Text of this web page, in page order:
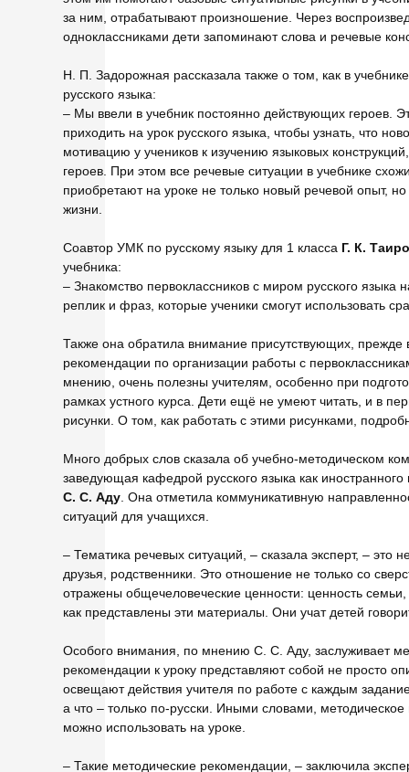
за ним, отрабатывают произношение. Через
одноклассниками дети запоминают слова и речевые
Н. П. Задорожная рассказала также о том, как в
русского языка:
– Мы ввели в учебник постоянно действующих героев.
приходить на урок русского языка, чтобы узнать, что
мотивацию у учеников к изучению языковых
героев. При этом все речевые ситуации в учебнике
приобретают на уроке не только новый речевой опыт,
жизни.
Соавтор УМК по русскому языку для 1 класса Г. К.
учебника:
– Знакомство первоклассников с миром русского языка
реплик и фраз, которые ученики смогут использовать
Также она обратила внимание присутствующих, прежде
рекомендации по организации работы с
мнению, очень полезны учителям, особенно при
рамках устного курса. Дети ещё не умеют читать, и в
рисунки. О том, как работать с этими рисунками,
Много добрых слов сказала об учебно-методическом
заведующая кафедрой русского языка как
С. С. Аду. Она отметила коммуникативную
ситуаций для учащихся.
– Тематика речевых ситуаций, – сказала эксперт, – это
друзья, родственники. Это отношение не только со
отражены общечеловеческие ценности: ценность
как представлены эти материалы. Они учат детей
Особого внимания, по мнению С. С. Аду, заслуживает
рекомендации к уроку представляют собой не просто
освещают действия учителя по работе с каждым
а что – только по-русски. Иными словами,
можно использовать на уроке.
– Такие методические рекомендации, – заключила